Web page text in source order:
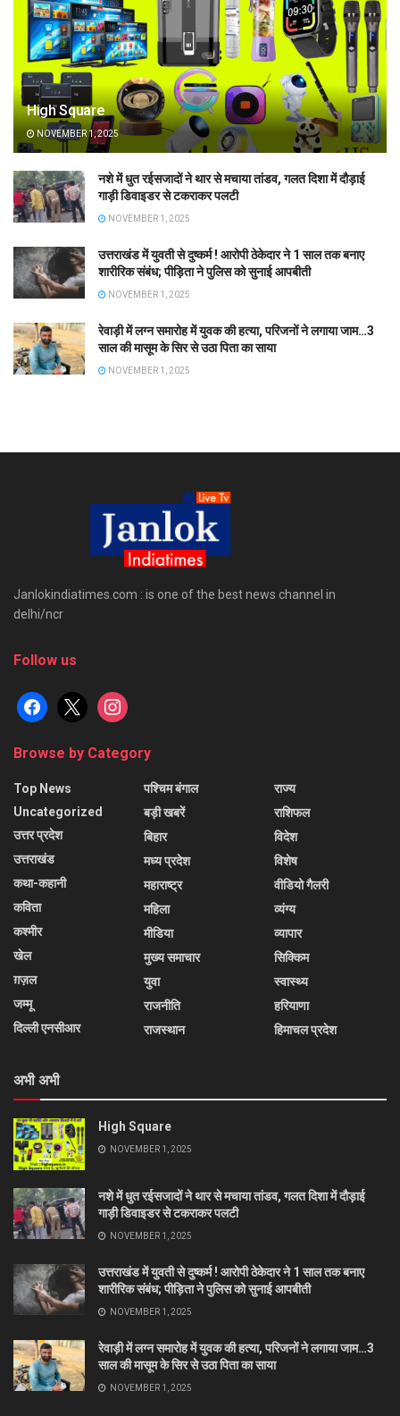
High Square
NOVEMBER 1, 2025
नशे में धुत रईसजादों ने थार से मचाया तांडव, गलत दिशा में दौड़ाई
गाड़ी डिवाइडर से टकराकर पलटी
NOVEMBER 1, 2025
उत्तराखंड में युवती से दुष्कर्म ! आरोपी ठेकेदार ने 1 साल तक बनाए
शारीरिक संबंध; पीड़िता ने पुलिस को सुनाई आपबीती
NOVEMBER 1, 2025
रेवाड़ी में लग्न समारोह में युवक की हत्या, परिजनों ने लगाया जाम…3
साल की मासूम के सिर से उठा पिता का साया
NOVEMBER 1, 2025
Janlokindiatimes.com : is one of the best news channel in
delhi/ncr
Follow us
facebook
x instagram
Browse by Category
Top News
Uncategorized
उत्तर प्रदेश
उत्तराखंड
कथा-कहानी
कविता
कश्मीर
खेल
ग़ज़ल
जम्मू
दिल्ली एनसीआर
पश्चिम बंगाल
बड़ी खबरें
बिहार
मध्य प्रदेश
महाराष्ट्र
महिला
मीडिया
मुख्य समाचार
युवा
राजनीति
राजस्थान
राज्य
राशिफल
विदेश
विशेष
वीडियो गैलरी
व्यंग्य
व्यापार
सिक्किम
स्वास्थ्य
हरियाणा
हिमाचल प्रदेश
अभी अभी
High Square
NOVEMBER 1, 2025
नशे में धुत रईसजादों ने थार से मचाया तांडव, गलत दिशा में दौड़ाई
गाड़ी डिवाइडर से टकराकर पलटी
NOVEMBER 1, 2025
उत्तराखंड में युवती से दुष्कर्म ! आरोपी ठेकेदार ने 1 साल तक बनाए
शारीरिक संबंध; पीड़िता ने पुलिस को सुनाई आपबीती
NOVEMBER 1, 2025
रेवाड़ी में लग्न समारोह में युवक की हत्या, परिजनों ने लगाया जाम…3
साल की मासूम के सिर से उठा पिता का साया
NOVEMBER 1, 2025